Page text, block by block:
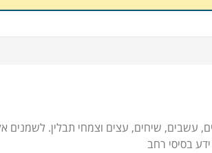
עשבים, שיחים, עצים וצמחי תבלין. לשמנים
בסיסי רחב